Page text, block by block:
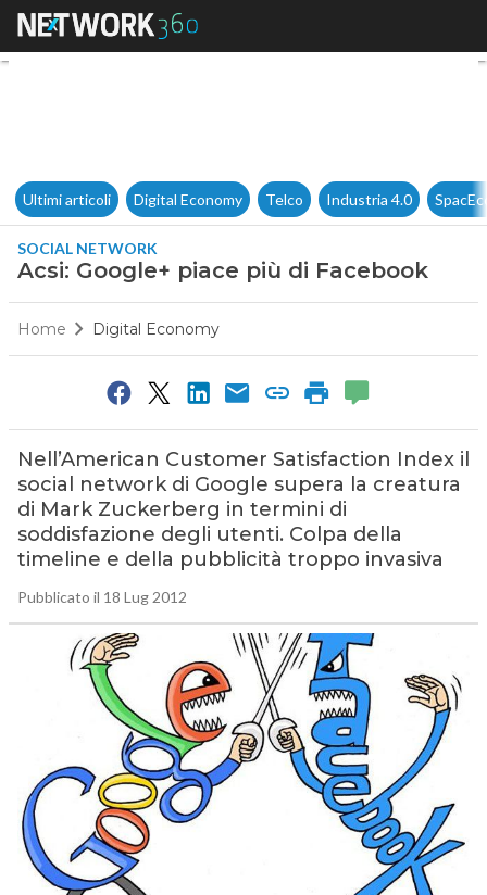
Acsi: Google+ piace più di
Ultimi articoli Digital Economy Telco Industria 4.0
SOCIAL NETWORK
Acsi: Google+ piace più di Facebook
Home Digital Economy
Nell’American Customer Satisfaction Index il
social network di Google supera la creatura
di Mark Zuckerberg in termini di
soddisfazione degli utenti. Colpa della
timeline e della pubblicità troppo invasiva
Pubblicato il 18 Lug 2012